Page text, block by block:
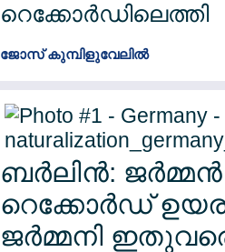
റെക്കോര്‍ഡിലെത്തി
ജോസ് കുമ്പിളുവേലില്‍
ബര്‍ലിന്‍:
റെക്കോര്‍ഡ്
ജര്‍മ്മനി